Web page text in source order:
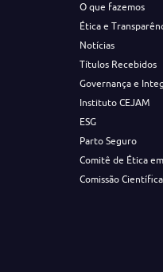
O que fazemos
Ética e
Notícias
Títulos Recebidos
Governança e
Instituto CEJAM
ESG
Parto Seguro
Comitê de Ética
Comissão Científica